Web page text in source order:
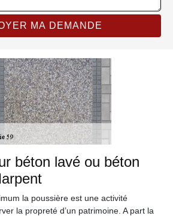
béton lavé ou béton
la poussière est une activité
la propreté d’un patrimoine. A part la